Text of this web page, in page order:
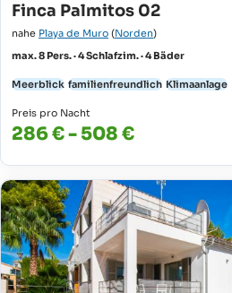
Finca Palmitos 02
nahe Playa de Muro (Norden)
max. 8 Pers. · 4 Schlafzim. · 4 Bäder
Meerblick familienfreundlich Klimaanlage
Preis pro Nacht
286 € - 508 €